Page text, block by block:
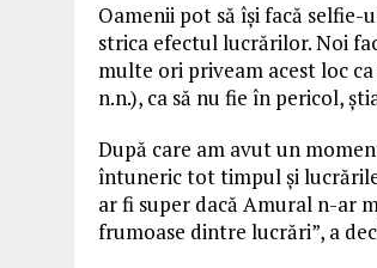
Oamenii pot să își facă
strica efectul lucrărilor. Noi
multe ori priveam acest loc
n.n.), ca să nu fie în pericol,
După care am avut un
întuneric tot timpul și
ar fi super dacă Amural n-ar
frumoase dintre lucrări”, a